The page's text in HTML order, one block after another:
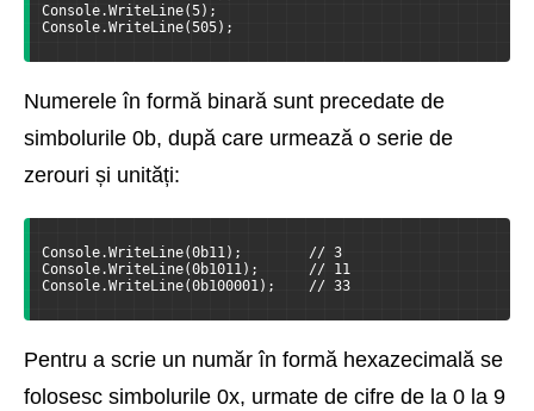
Console.WriteLine(5);
Console.WriteLine(505);
Numerele în formă binară sunt precedate de
simbolurile 0b, după care urmează o serie de
zerouri și unități:
Console.WriteLine(0b11);        // 3
Console.WriteLine(0b1011);      // 11
Console.WriteLine(0b100001);    // 33
Pentru a scrie un număr în formă hexazecimală se
folosesc simbolurile 0x, urmate de cifre de la 0 la 9